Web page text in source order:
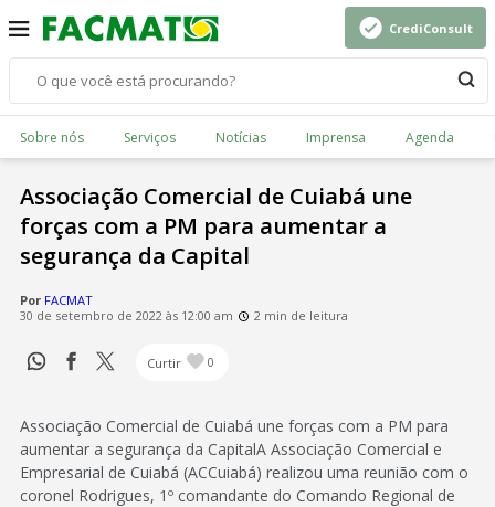
CrediConsult
Sobre nós Serviços Notícias Imprensa Agenda
Associação Comercial de Cuiabá une
forças com a PM para aumentar a
segurança da Capital
Por FACMAT
30 de setembro de 2022 às 12:00 am
2 min de leitura
Curtir 0
Associação Comercial de Cuiabá une forças com a PM para
aumentar a segurança da CapitalA Associação Comercial e
Empresarial de Cuiabá (ACCuiabá) realizou uma reunião com o
coronel Rodrigues, 1º comandante do Comando Regional de